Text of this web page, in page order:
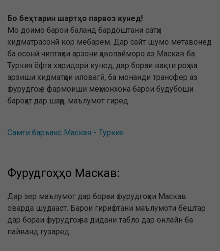
Бо беҳтарин шартҳо парвоз кунед!
Мо доимо барои баланд бардоштани сатҳи
хидматрасонӣ кор мебарем. Дар сайт шумо метавонед
ба осонӣ чиптаҳои арзони ҳавопайморо аз Маскав ба
Туркия ёфта харидорӣ кунед, дар бораи вақти роҳ ва
арзиши хидматҳои иловагӣ, ба монанди трансфер аз
фурудгоҳ ё фармоиши меҳмонхона барои будубоши
бароҳат дар шаҳр, маълумот гиред.
Самти баръакс Маскав - Туркия
Фурудгоҳҳо Маскав:
Дар зер маълумот дар бораи фурудгоҳҳои Маскав
оварда шудааст. Барои гирифтани маълумоти бештар
дар бораи фурудгоҳ ва дидани табло дар онлайн ба
пайванд гузаред.